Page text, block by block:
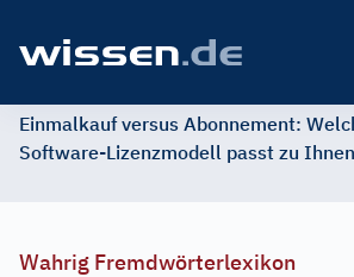
Einmalkauf versus Abonnement:
Software-Lizenzmodell passt zu
Wahrig Fremdwörterlexikon